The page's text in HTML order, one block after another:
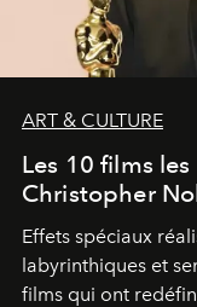
ART & CULTURE
Les 10 films
Christopher
Effets spéciaux
labyrinthiques et
films qui ont